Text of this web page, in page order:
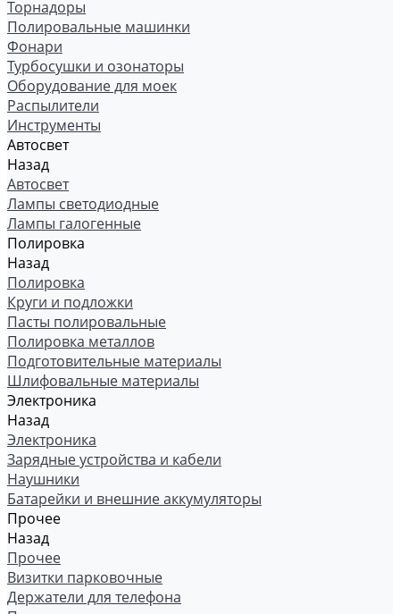
Торнадоры
Полировальные машинки
Фонари
Турбосушки и озонаторы
Оборудование для моек
Распылители
Инструменты
Автосвет
Назад
Автосвет
Лампы светодиодные
Лампы галогенные
Полировка
Назад
Полировка
Круги и подложки
Пасты полировальные
Полировка металлов
Подготовительные материалы
Шлифовальные материалы
Электроника
Назад
Электроника
Зарядные устройства и кабели
Наушники
Батарейки и внешние аккумуляторы
Прочее
Назад
Прочее
Визитки парковочные
Держатели для телефона